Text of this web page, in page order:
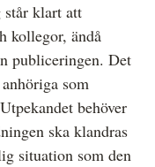
klart att
kollegor, ändå
publiceringen. Det
som
behöver
ska klandras
situation som den